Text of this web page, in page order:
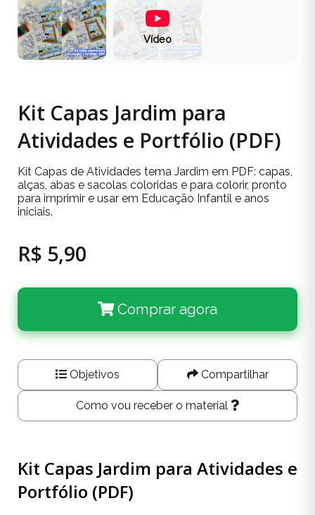
Vídeo
Kit Capas Jardim para
Atividades e Portfólio (PDF)
Kit Capas de Atividades tema Jardim em PDF: capas,
alças, abas e sacolas coloridas e para colorir, pronto
para imprimir e usar em Educação Infantil e anos
iniciais.
R$ 5,90
Comprar agora
Objetivos Compartilhar
Como vou receber o material
Kit Capas Jardim para Atividades e
Portfólio (PDF)